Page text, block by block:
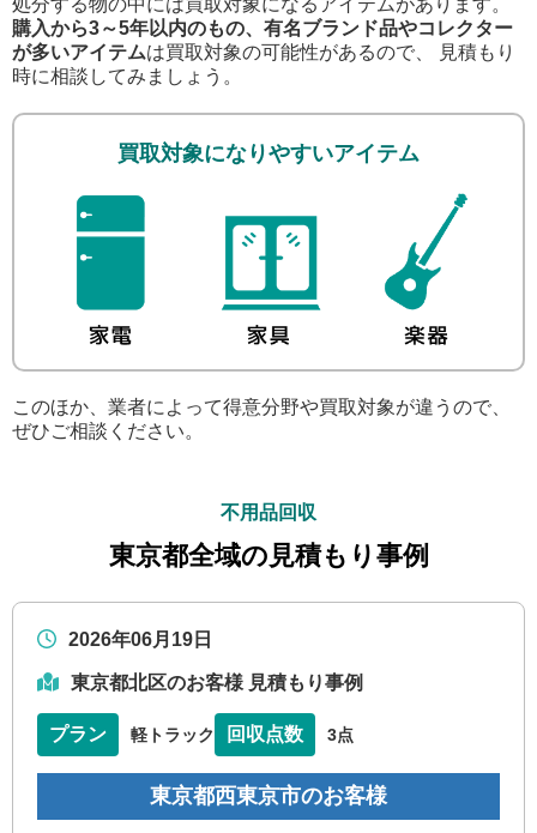
処分する物の中には買取対象になるアイテムがあります。
購入から3～5年以内のもの、有名ブランド品やコレクター
が多いアイテムは買取対象の可能性があるので、 見積もり
時に相談してみましょう。
買取対象になりやすいアイテム
このほか、業者によって得意分野や買取対象が違うので、
ぜひご相談ください。
不用品回収
東京都全域の見積もり事例
2026年06月19日
東京都北区のお客様 見積もり事例
プラン 軽トラック 回収点数 3点
東京都西東京市のお客様